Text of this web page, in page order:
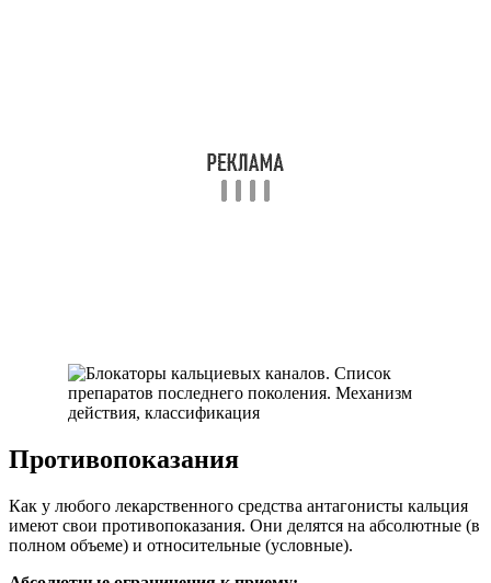
Противопоказания
Как у любого лекарственного средства антагонисты кальция
имеют свои противопоказания. Они делятся на абсолютные (в
полном объеме) и относительные (условные).